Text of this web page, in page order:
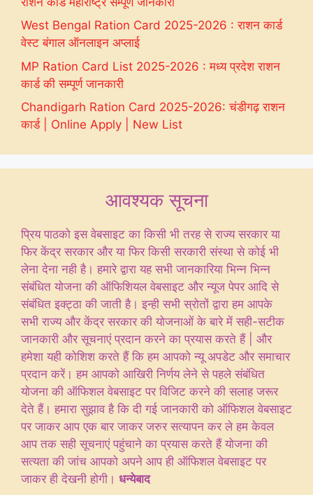
West Bengal Ration Card 2025-2026 : राशन कार्ड
वेस्ट बंगाल ऑनलाइन अप्लाई
MP Ration Card List 2025-2026 : मध्य प्रदेश राशन
कार्ड की सम्पूर्ण जानकारी
Chandigarh Ration Card 2025-2026: चंडीगढ़ राशन
कार्ड | Online Apply | New List
आवश्यक सूचना
प्रिय पाठको इस वेबसाइट का किसी भी तरह से राज्य सरकार या
फिर केंद्र सरकार और या फिर किसी सरकारी संस्था से कोई भी
लेना देना नही है। हमारे द्वारा यह सभी जानकारिया भिन्न भिन्न
संबंधित योजना की ऑफिशियल वेबसाइट और न्यूज पेपर आदि से
संबंधित इक्ट्ठा की जाती है। इन्ही सभी स्रोतों द्वारा हम आपके
सभी राज्य और केंद्र सरकार की योजनाओं के बारे में सही-सटीक
जानकारी और सूचनाएं प्रदान करने का प्रयास करते हैं | और
हमेशा यही कोशिश करते हैं कि हम आपको न्यू अपडेट और समाचार
प्रदान करें। हम आपको आखिरी निर्णय लेने से पहले संबंधित
योजना की ऑफिशल वेबसाइट पर विजिट करने की सलाह जरूर
देते हैं। हमारा सुझाव है कि दी गई जानकारी को ऑफिशल वेबसाइट
पर जाकर आप एक बार जाकर जरुर सत्यापन कर ले हम केवल
आप तक सही सूचनाएं पहुंचाने का प्रयास करते हैं योजना की
सत्यता की जांच आपको अपने आप ही ऑफिशल वेबसाइट पर
जाकर ही देखनी होगी। धन्येबाद